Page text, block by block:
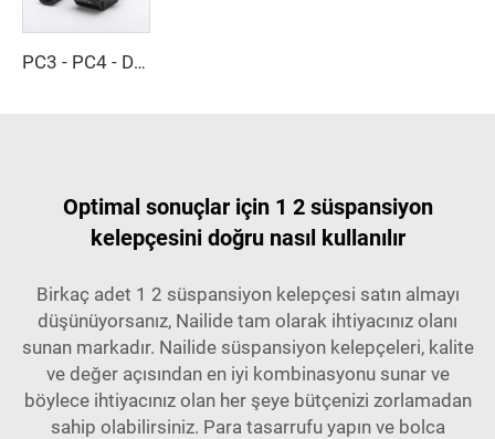
PC3 - PC4 - Delme Kelepçesi
Optimal sonuçlar için 1 2 süspansiyon
kelepçesini doğru nasıl kullanılır
Birkaç adet 1 2 süspansiyon kelepçesi satın almayı
düşünüyorsanız, Nailide tam olarak ihtiyacınız olanı
sunan markadır. Nailide süspansiyon kelepçeleri, kalite
ve değer açısından en iyi kombinasyonu sunar ve
böylece ihtiyacınız olan her şeye bütçenizi zorlamadan
sahip olabilirsiniz. Para tasarrufu yapın ve bolca